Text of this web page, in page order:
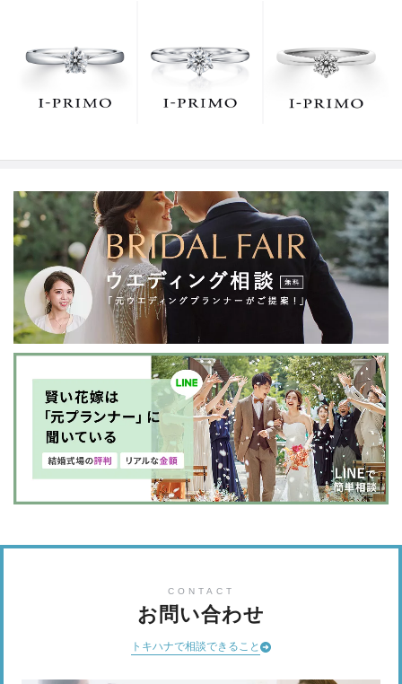
でお待ちしております。リング選びの最初の一歩をご一
緒に。まずは、アイプリモへ。
CONTACT
お問い合わせ
トキハナで相談できること